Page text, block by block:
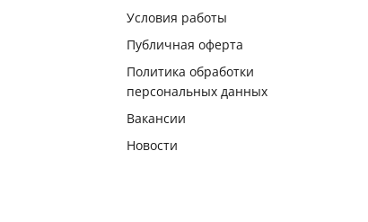
Условия работы
Публичная оферта
Политика обработки
персональных данных
Вакансии
Новости